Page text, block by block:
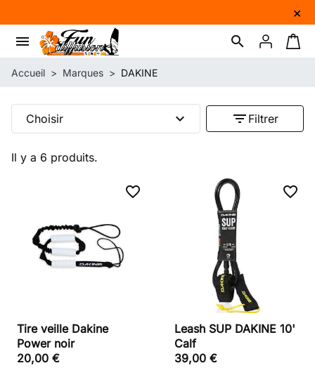
×
search
menu Connexion
Accueil Marques DAKINE
Il y a 6 produits.
Choisir expand_more filter_list Filtrer
favorite_border
Tire veille Dakine
Power noir
20,00 €
favorite_border
Leash SUP DAKINE 10'
Calf
39,00 €